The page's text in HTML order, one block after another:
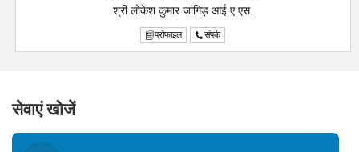
श्री लोकेश कुमार जांगिड़ आई.ए.एस.
प्रोफाइल संपर्क
सेवाएं खोजें